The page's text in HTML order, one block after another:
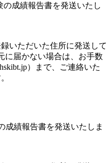
成績報告書を発送いたし
いただいた住所に発送して
に届かない場合は、お手数
）まで、ご連絡いた
成績報告書を発送いたしま